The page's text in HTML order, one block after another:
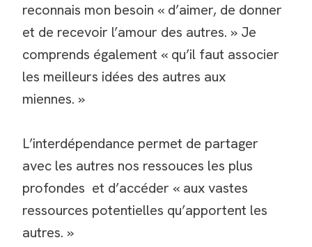
reconnais mon besoin « d’aimer, de donner
et de recevoir l’amour des autres. » Je
comprends également « qu’il faut associer
les meilleurs idées des autres aux
miennes. »
L’interdépendance permet de partager
avec les autres nos ressouces les plus
profondes et d’accéder « aux vastes
ressources potentielles qu’apportent les
autres. »